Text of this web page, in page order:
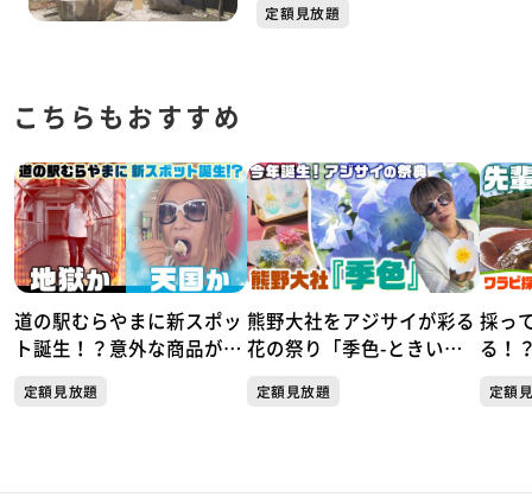
定額見放題
こちらもおすすめ
道の駅むらやまに新スポッ
ト誕生！？意外な商品が人
だけしか楽しめない極上の
定額見放題
熊野大社をアジサイが彩る
花の祭り「季色-ときい
定額見放題
採っ
る！
定額